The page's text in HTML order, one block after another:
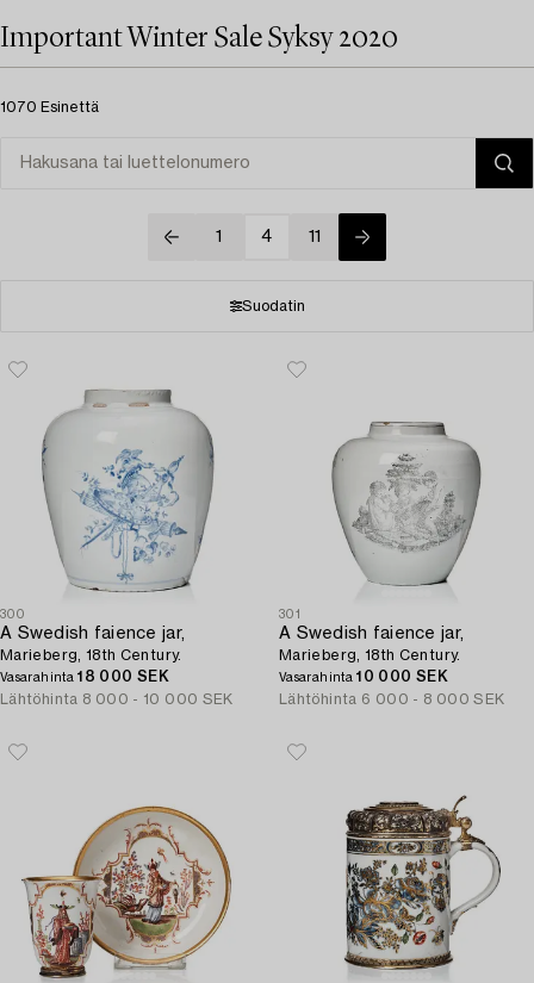
Important Winter Sale Syksy 2020
1070 Esinettä
1 4 11
Suodatin
300
A Swedish faience jar,
Marieberg, 18th Century.
Vasarahinta18 000 SEK
Lähtöhinta 8 000 - 10 000 SEK
301
A Swedish faience jar,
Marieberg, 18th Century.
Vasarahinta10 000 SEK
Lähtöhinta 6 000 - 8 000 SEK